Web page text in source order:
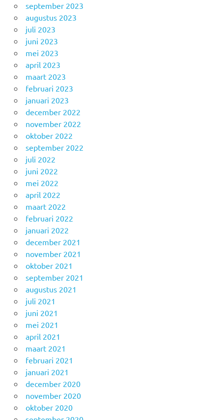
september 2023
augustus 2023
juli 2023
juni 2023
mei 2023
april 2023
maart 2023
februari 2023
januari 2023
december 2022
november 2022
oktober 2022
september 2022
juli 2022
juni 2022
mei 2022
april 2022
maart 2022
februari 2022
januari 2022
december 2021
november 2021
oktober 2021
september 2021
augustus 2021
juli 2021
juni 2021
mei 2021
april 2021
maart 2021
februari 2021
januari 2021
december 2020
november 2020
oktober 2020